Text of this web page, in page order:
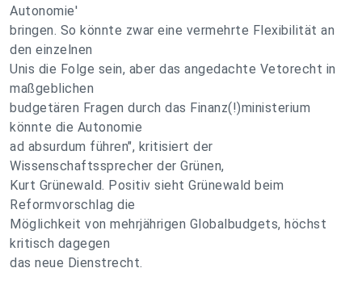
Autonomie'
bringen. So könnte zwar eine vermehrte Flexibilität an
den einzelnen
Unis die Folge sein, aber das angedachte Vetorecht in
maßgeblichen
budgetären Fragen durch das Finanz(!)ministerium
könnte die Autonomie
ad absurdum führen", kritisiert der
Wissenschaftssprecher der Grünen,
Kurt Grünewald. Positiv sieht Grünewald beim
Reformvorschlag die
Möglichkeit von mehrjährigen Globalbudgets, höchst
kritisch dagegen
das neue Dienstrecht.